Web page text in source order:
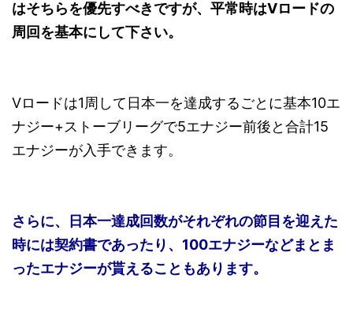
はそちらを優先すべきですが、平常時はVロードの
周回を基本にして下さい。
Vロードは1周して日本一を達成するごとに基本10エ
ナジー+ストーブリーグで5エナジー前後と合計15
エナジーが入手できます。
さらに、日本一達成回数がそれぞれの節目を迎えた
時には契約書であったり、100エナジーなどまとま
ったエナジーが貰えることもあります。